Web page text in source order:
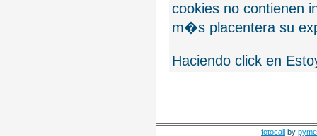
cookies no contienen
m�s placentera su
Haciendo click en
fotocall by